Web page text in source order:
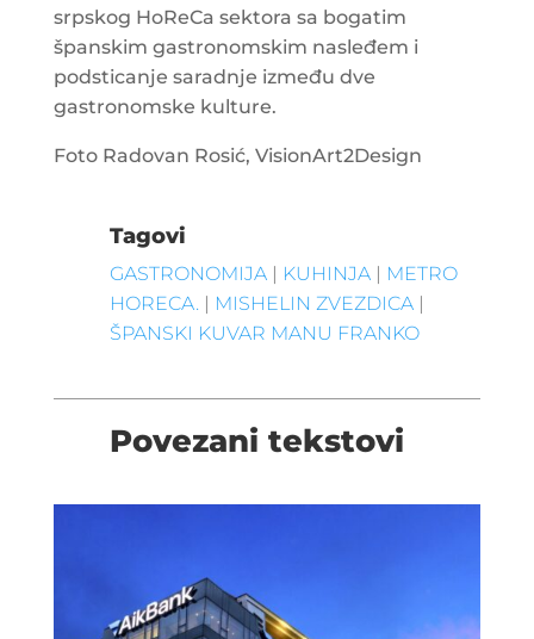
srpskog HoReCa sektora sa bogatim
španskim gastronomskim nasleđem i
podsticanje saradnje između dve
gastronomske kulture.
Foto Radovan Rosić, VisionArt2Design
Tagovi
GASTRONOMIJA| KUHINJA|
METRO
HORECA.| MISHELIN ZVEZDICA|
ŠPANSKI KUVAR MANU FRANKO
Povezani tekstovi